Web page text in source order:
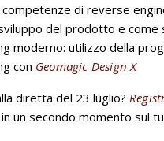
di reverse
del prodotto e come
moderno: utilizzo della
con Geomagic Design X
diretta del 23 luglio?
un secondo momento sul